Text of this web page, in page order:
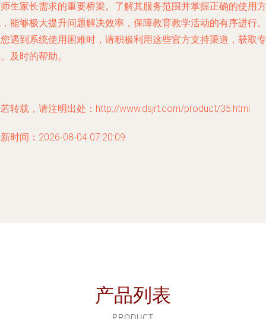
生家长需求的重要桥梁。了解其服务范围并掌握正确的使用方
能够极大提升问题解决效率，保障教育教学活动的有序进行。
遇到系统使用困难时，请积极利用这些官方支持渠道，获取专
及时的帮助。
转载，请注明出处：http://www.dsjrt.com/product/35.html
时间：2026-08-04 07:20:09
产品列表